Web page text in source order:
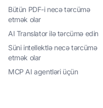
Bütün PDF-i necə tərcümə
etmək olar
AI Translator ilə tərcümə edin
Süni intellektlə necə tərcümə
etmək olar
MCP AI agentləri üçün